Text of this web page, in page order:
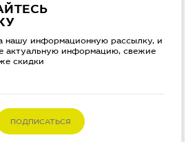
нашу информационную рассылку, и
актуальную информацию, свежие
скидки
ПОДПИСАТЬСЯ